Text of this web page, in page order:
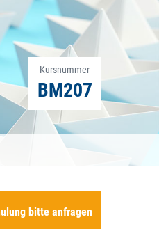
Kursnummer
BM207
bitte anfragen